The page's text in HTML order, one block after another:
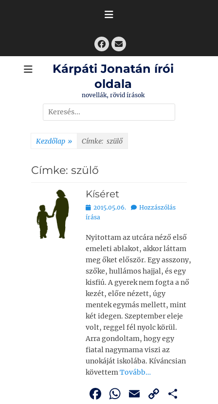
Facebook
Email
Kárpáti Jonatán írói
oldala
novellák, rövid írások
Search
for:
Kezdőlap » Címke: szülő
Címke: szülő
Kíséret
Bejegyezve
2015.05.06.
Hozzászólás
írása
Nyitottam az utcára néző első
emeleti ablakot, akkor láttam
meg őket először. Egy asszony,
szőke, hullámos hajjal, és egy
kisfiú. A gyerek nem fogta a nő
kezét, előre nézett, úgy
mentek egymás mellett, mint
két idegen. Szeptember eleje
volt, reggel fél nyolc körül.
Arra gondoltam, hogy egy
fiatal nagymama viszi az
unokáját iskolába. Kíváncsian
követtemTovább…
F
W E
C